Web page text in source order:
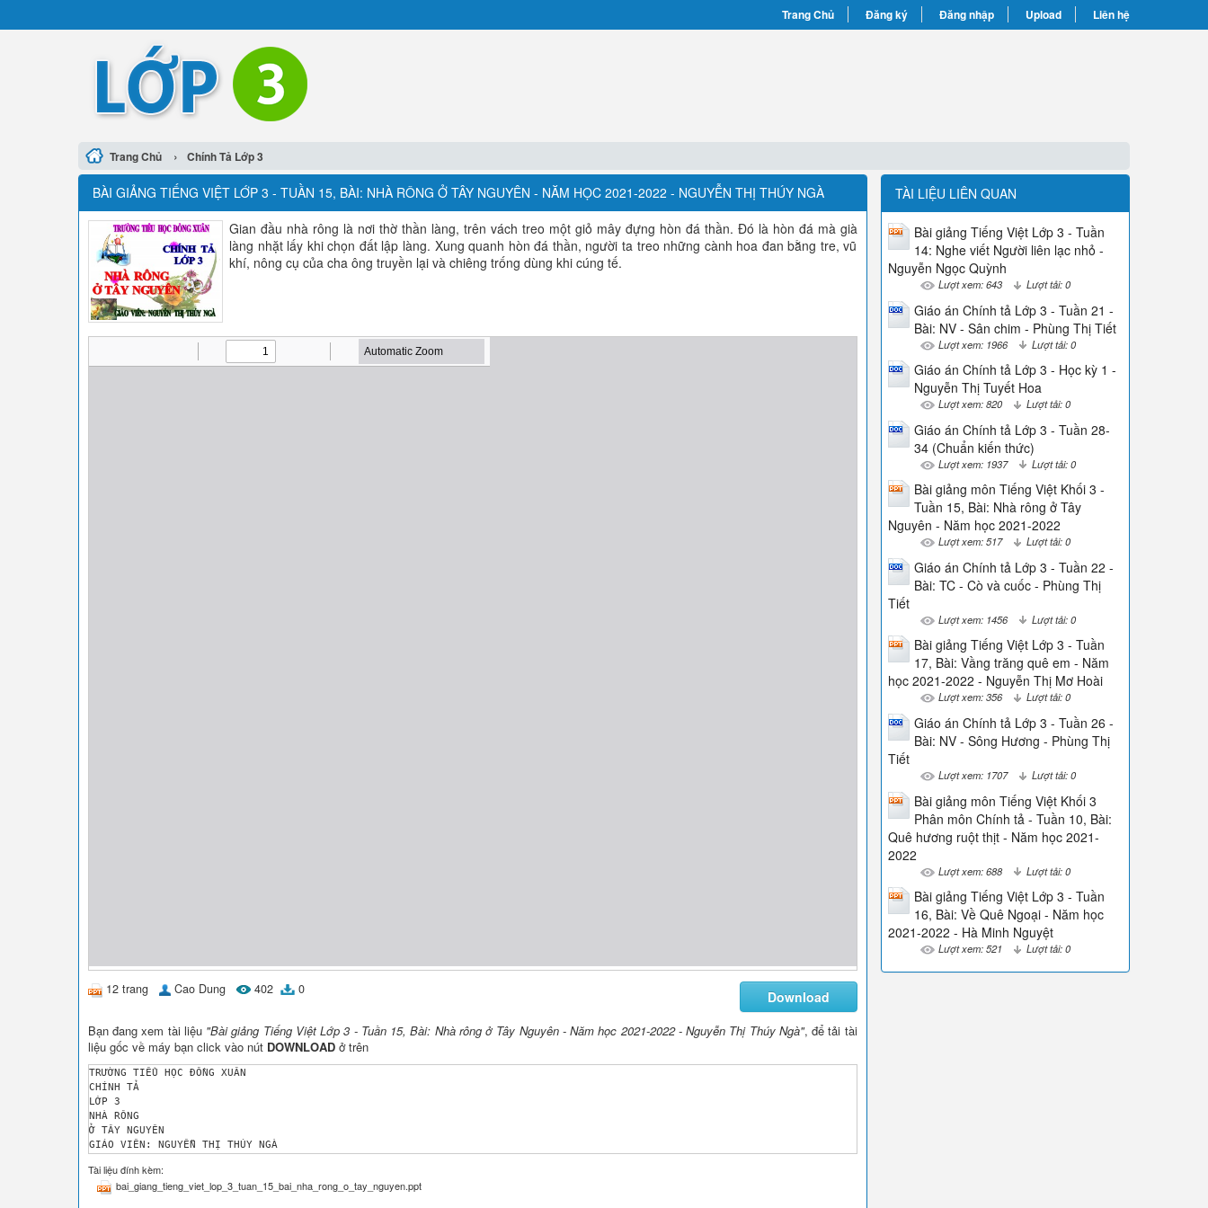
Trang Chủ Đăng ký Đăng nhập Upload Liên hệ
Trang Chủ › Chính Tả Lớp 3
BÀI GIẢNG TIẾNG VIỆT LỚP 3 - TUẦN 15, BÀI: NHÀ RÔNG Ở TÂY NGUYÊN - NĂM HỌC 2021-2022 - NGUYỄN THỊ THÚY NGÀ
Gian đầu nhà rông là nơi thờ thần làng, trên vách treo một giỏ mây đựng hòn đá thần. Đó là hòn đá mà già
làng nhặt lấy khi chọn đất lập làng. Xung quanh hòn đá thần, người ta treo những cành hoa đan bằng tre, vũ
khí, nông cụ của cha ông truyền lại và chiêng trống dùng khi cúng tế.
12 trang Cao Dung 402 0 Download
Bạn đang xem tài liệu "Bài giảng Tiếng Việt Lớp 3 - Tuần 15, Bài: Nhà rông ở Tây Nguyên - Năm học 2021-2022 - Nguyễn Thị Thúy Ngà", để tải tài
liệu gốc về máy bạn click vào nút DOWNLOAD ở trên
TRƯỜNG TIỂU HỌC ĐỒNG XUÂN
CHÍNH TẢ
LỚP 3
NHÀ RÔNG
Ở TÂY NGUYÊN
GIÁO VIÊN: NGUYỄN THỊ THÚY NGÀ
NÀM
Thứ năm ngày 18 tháng 11 năm 20 2 1
Chính tả (nghe – viết)
Tài liệu đính kèm:
bai_giang_tieng_viet_lop_3_tuan_15_bai_nha_rong_o_tay_nguyen.ppt
TÀI LIỆU LIÊN QUAN
Bài giảng Tiếng Việt Lớp 3 - Tuần
14: Nghe viết Người liên lạc nhỏ -
Nguyễn Ngọc Quỳnh
Lượt xem: 643 Lượt tải: 0
Giáo án Chính tả Lớp 3 - Tuần 21 -
Bài: NV - Sân chim - Phùng Thị Tiết
Lượt xem: 1966 Lượt tải: 0
Giáo án Chính tả Lớp 3 - Học kỳ 1 -
Nguyễn Thị Tuyết Hoa
Lượt xem: 820 Lượt tải: 0
Giáo án Chính tả Lớp 3 - Tuần 28-
34 (Chuẩn kiến thức)
Lượt xem: 1937 Lượt tải: 0
Bài giảng môn Tiếng Việt Khối 3 -
Tuần 15, Bài: Nhà rông ở Tây
Nguyên - Năm học 2021-2022
Lượt xem: 517 Lượt tải: 0
Giáo án Chính tả Lớp 3 - Tuần 22 -
Bài: TC - Cò và cuốc - Phùng Thị
Tiết
Lượt xem: 1456 Lượt tải: 0
Bài giảng Tiếng Việt Lớp 3 - Tuần
17, Bài: Vầng trăng quê em - Năm
học 2021-2022 - Nguyễn Thị Mơ Hoài
Lượt xem: 356 Lượt tải: 0
Giáo án Chính tả Lớp 3 - Tuần 26 -
Bài: NV - Sông Hương - Phùng Thị
Tiết
Lượt xem: 1707 Lượt tải: 0
Bài giảng môn Tiếng Việt Khối 3
Phân môn Chính tả - Tuần 10, Bài:
Quê hương ruột thịt - Năm học 2021-
2022
Lượt xem: 688 Lượt tải: 0
Bài giảng Tiếng Việt Lớp 3 - Tuần
16, Bài: Về Quê Ngoại - Năm học
2021-2022 - Hà Minh Nguyệt
Lượt xem: 521 Lượt tải: 0